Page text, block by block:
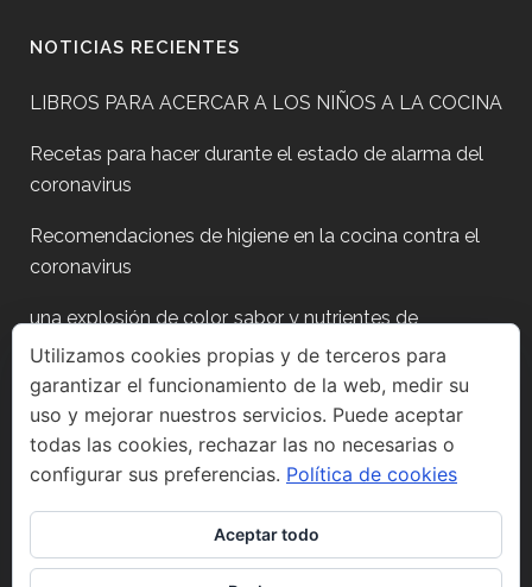
NOTICIAS RECIENTES
LIBROS PARA ACERCAR A LOS NIÑOS A LA COCINA
Recetas para hacer durante el estado de alarma del
coronavirus
Recomendaciones de higiene en la cocina contra el
coronavirus
una explosión de color, sabor y nutrientes de
temporada
Plan para después de fiestas?
Síguenos en Instagram
Utilizamos cookies propias y de terceros para
garantizar el funcionamiento de la web, medir su
uso y mejorar nuestros servicios. Puede aceptar
todas las cookies, rechazar las no necesarias o
configurar sus preferencias. Política de cookies
Aceptar todo